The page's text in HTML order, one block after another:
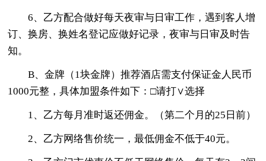
6、乙方配合做好每天夜审与日审工作，遇到客人增
订、换房、换姓名登记应做好记录，夜审与日审及时告
知。
B、金牌（1块金牌）推荐酒店需支付保证金人民币
1000元整，具体加盟条件如下：□请打∨选择
1、乙方每月准时返还佣金。（第二个月的25日前）
2、乙方网络售价统一，最低佣金不低于40元。